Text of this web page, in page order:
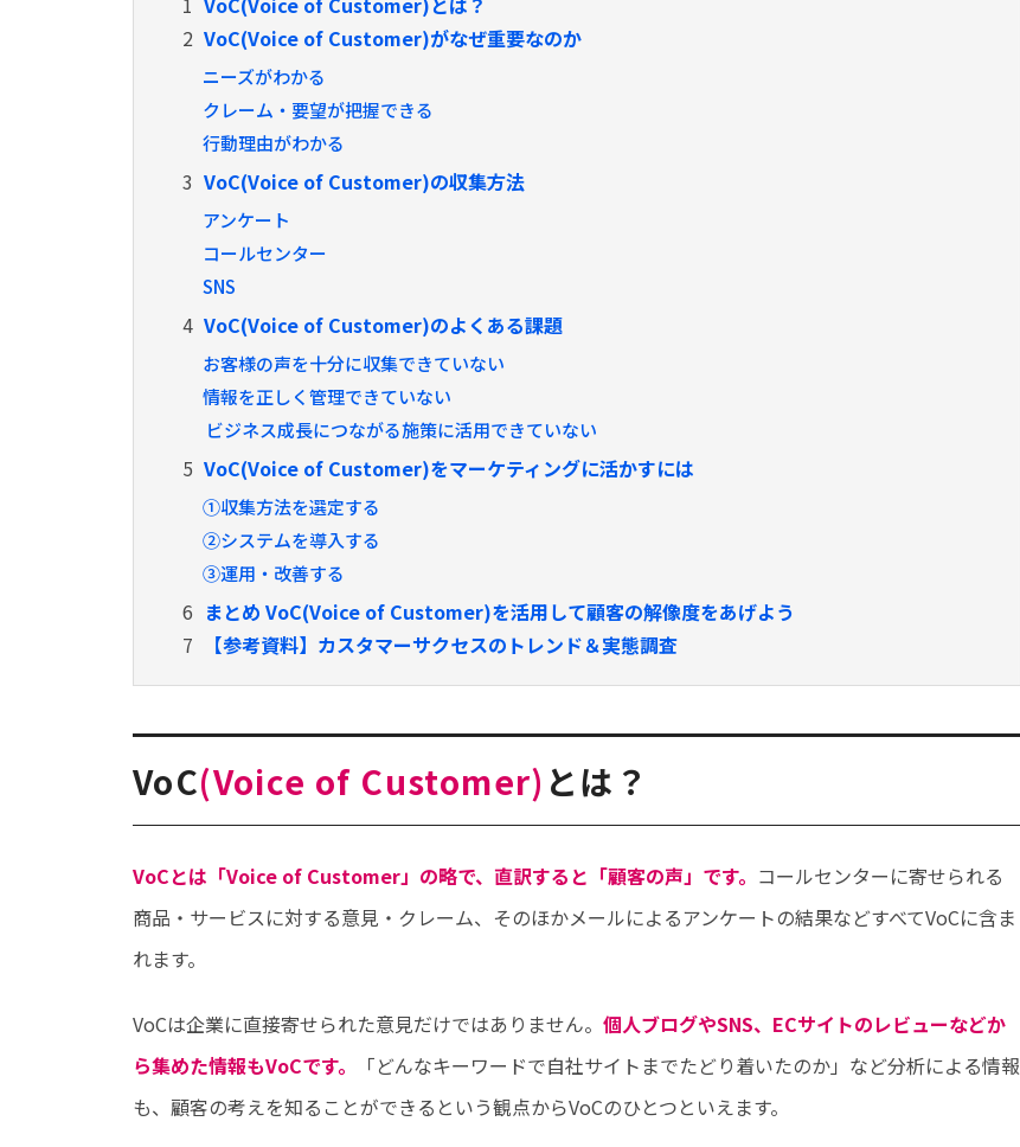
2 VoC(Voice of Customer)がなぜ重要なのか
ニーズがわかる
クレーム・要望が把握できる
行動理由がわかる
3 VoC(Voice of Customer)の収集方法
アンケート
コールセンター
SNS
4 VoC(Voice of Customer)のよくある課題
お客様の声を十分に収集できていない
情報を正しく管理できていない
ビジネス成長につながる施策に活用できていない
5 VoC(Voice of Customer)をマーケティングに活かすには
①収集方法を選定する
②システムを導入する
③運用・改善する
6 まとめ VoC(Voice of Customer)を活用して顧客の解像度をあげよう
7
【参考資料】カスタマーサクセスのトレンド＆実態調査
VoC(Voice of Customer) とは？
VoCとは「Voice of Customer」の略で、直訳すると「顧客の声」です。 コールセンターに寄せられる
商品・サービスに対する意見・クレーム、そのほかメールによるアンケートの結果などすべてVoCに含ま
れます。
VoCは企業に直接寄せられた意見だけではありません。 個人ブログやSNS、ECサイトのレビューなどか
ら集めた情報もVoCです。
「どんなキーワードで自社サイトまでたどり着いたのか」など分析による情報
も、顧客の考えを知ることができるという観点からVoCのひとつといえます。